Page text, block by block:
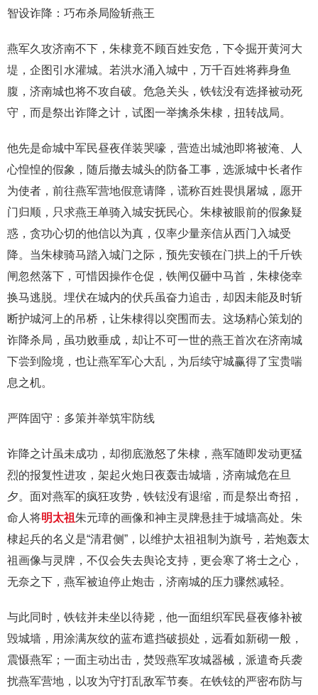
智设诈降：巧布杀局险斩燕王
燕军久攻济南不下，朱棣竟不顾百姓安危，下令掘开黄河大
堤，企图引水灌城。若洪水涌入城中，万千百姓将葬身鱼
腹，济南城也将不攻自破。危急关头，铁铉没有选择被动死
守，而是祭出诈降之计，试图一举擒杀朱棣，扭转战局。
他先是命城中军民昼夜佯装哭嚎，营造出城池即将被淹、人
心惶惶的假象，随后撤去城头的防备工事，选派城中长者作
为使者，前往燕军营地假意请降，谎称百姓畏惧屠城，愿开
门归顺，只求燕王单骑入城安抚民心。朱棣被眼前的假象疑
惑，贪功心切的他信以为真，仅率少量亲信从西门入城受
降。当朱棣骑马踏入城门之际，预先安顿在门拱上的千斤铁
闸忽然落下，可惜因操作仓促，铁闸仅砸中马首，朱棣侥幸
换马逃脱。埋伏在城内的伏兵虽奋力追击，却因未能及时斩
断护城河上的吊桥，让朱棣得以突围而去。这场精心策划的
诈降杀局，虽功败垂成，却让不可一世的燕王首次在济南城
下尝到险境，也让燕军军心大乱，为后续守城赢得了宝贵喘
息之机。
严阵固守：多策并举筑牢防线
诈降之计虽未成功，却彻底激怒了朱棣，燕军随即发动更猛
烈的报复性进攻，架起火炮日夜轰击城墙，济南城危在旦
夕。面对燕军的疯狂攻势，铁铉没有退缩，而是祭出奇招，
命人将明太祖朱元璋的画像和神主灵牌悬挂于城墙高处。朱
棣起兵的名义是“清君侧”，以维护太祖祖制为旗号，若炮轰太
祖画像与灵牌，不仅会失去舆论支持，更会寒了将士之心，
无奈之下，燕军被迫停止炮击，济南城的压力骤然减轻。
与此同时，铁铉并未坐以待毙，他一面组织军民昼夜修补被
毁城墙，用涂满灰纹的蓝布遮挡破损处，远看如新砌一般，
震慑燕军；一面主动出击，焚毁燕军攻城器械，派遣奇兵袭
扰燕军营地，以攻为守打乱敌军节奏。在铁铉的严密布防与